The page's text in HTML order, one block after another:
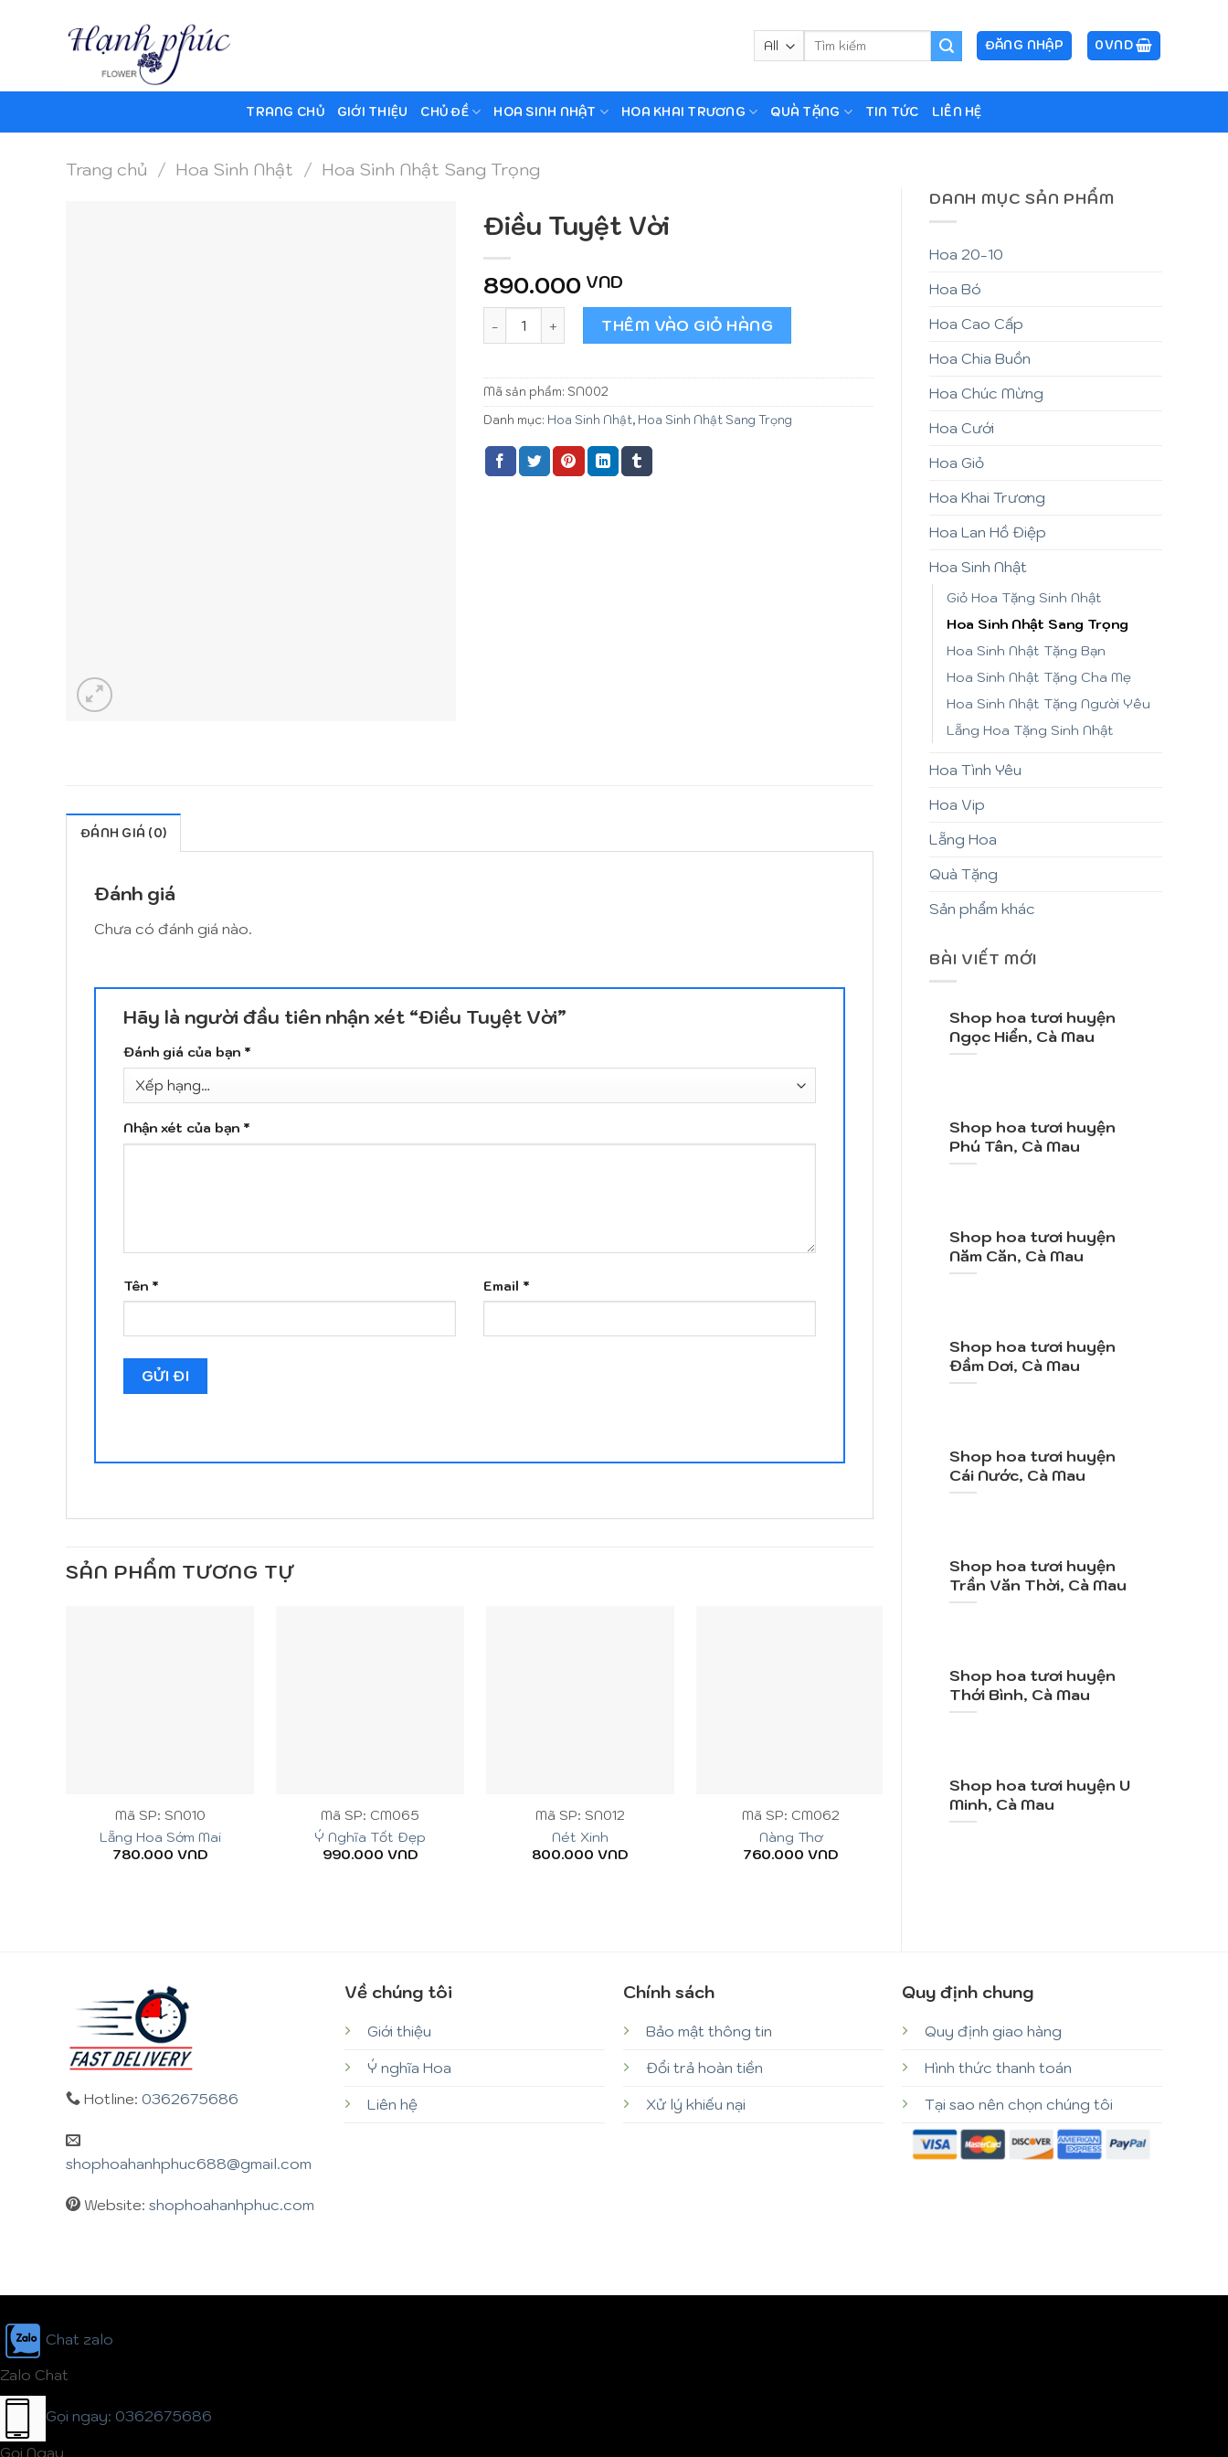
Tìm
kiếm:
ĐĂNG NHẬP 0VND
TRANG CHỦ GIỚI THIỆU CHỦ ĐỀ HOA SINH NHẬT HOA KHAI TRƯƠNG QUÀ TẶNG TIN TỨC LIÊN HỆ
Trang chủ / Hoa Sinh Nhật / Hoa Sinh Nhật Sang Trọng
DANH MỤC SẢN PHẨM
Hoa 20-10
Hoa Bó
Hoa Cao Cấp
Hoa Chia Buồn
Hoa Chúc Mừng
Hoa Cưới
Hoa Giỏ
Hoa Khai Trương
Hoa Lan Hồ Điệp
Hoa Sinh Nhật
Giỏ Hoa Tặng Sinh Nhật
Hoa Sinh Nhật Sang Trọng
Hoa Sinh Nhật Tặng Bạn
Hoa Sinh Nhật Tặng Cha Mẹ
Hoa Sinh Nhật Tặng Người Yêu
Lẵng Hoa Tặng Sinh Nhật
Hoa Tình Yêu
Hoa Vip
Lẵng Hoa
Quà Tặng
Sản phẩm khác
BÀI VIẾT MỚI
Shop hoa tươi huyện
Ngọc Hiển, Cà Mau
Shop hoa tươi huyện
Phú Tân, Cà Mau
Shop hoa tươi huyện
Năm Căn, Cà Mau
Shop hoa tươi huyện
Đầm Dơi, Cà Mau
Shop hoa tươi huyện
Cái Nước, Cà Mau
Shop hoa tươi huyện
Trần Văn Thời, Cà Mau
Shop hoa tươi huyện
Thới Bình, Cà Mau
Shop hoa tươi huyện U
Minh, Cà Mau
Điều Tuyệt Vời
890.000 VND
Điều Tuyệt Vời số lượngTHÊM VÀO GIỎ HÀNG
Mã sản phẩm: SN002
Danh mục: Hoa Sinh Nhật, Hoa Sinh Nhật Sang Trọng
ĐÁNH GIÁ (0)
Đánh giá
Chưa có đánh giá nào.
Hãy là người đầu tiên nhận xét “Điều Tuyệt Vời”
Đánh giá của bạn *
Nhận xét của bạn *
Tên * Email *
SẢN PHẨM TƯƠNG TỰ
Mã SP: SN010
Lẵng Hoa Sớm Mai
780.000 VND
Mã SP: CM065
Ý Nghĩa Tốt Đẹp
990.000 VND
Mã SP: SN012
Nét Xinh
800.000 VND
Mã SP: CM062
Nàng Thơ
760.000 VND
Mã SP: SN004
Hotline: 0362675686
shophoahanhphuc688@gmail.com
Website: shophoahanhphuc.com
Về chúng tôi
Giới thiệu
Ý nghĩa Hoa
Liên hệ
Chính sách
Bảo mật thông tin
Đổi trả hoàn tiền
Xử lý khiếu nại
Quy định chung
Quy định giao hàng
Hình thức thanh toán
Tại sao nên chọn chúng tôi
Chat zalo
Zalo Chat
Gọi ngay: 0362675686
Gọi Ngay